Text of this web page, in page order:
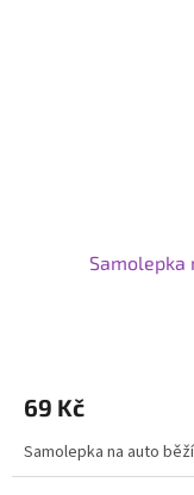
Samolepka
69 Kč
Samolepka na auto